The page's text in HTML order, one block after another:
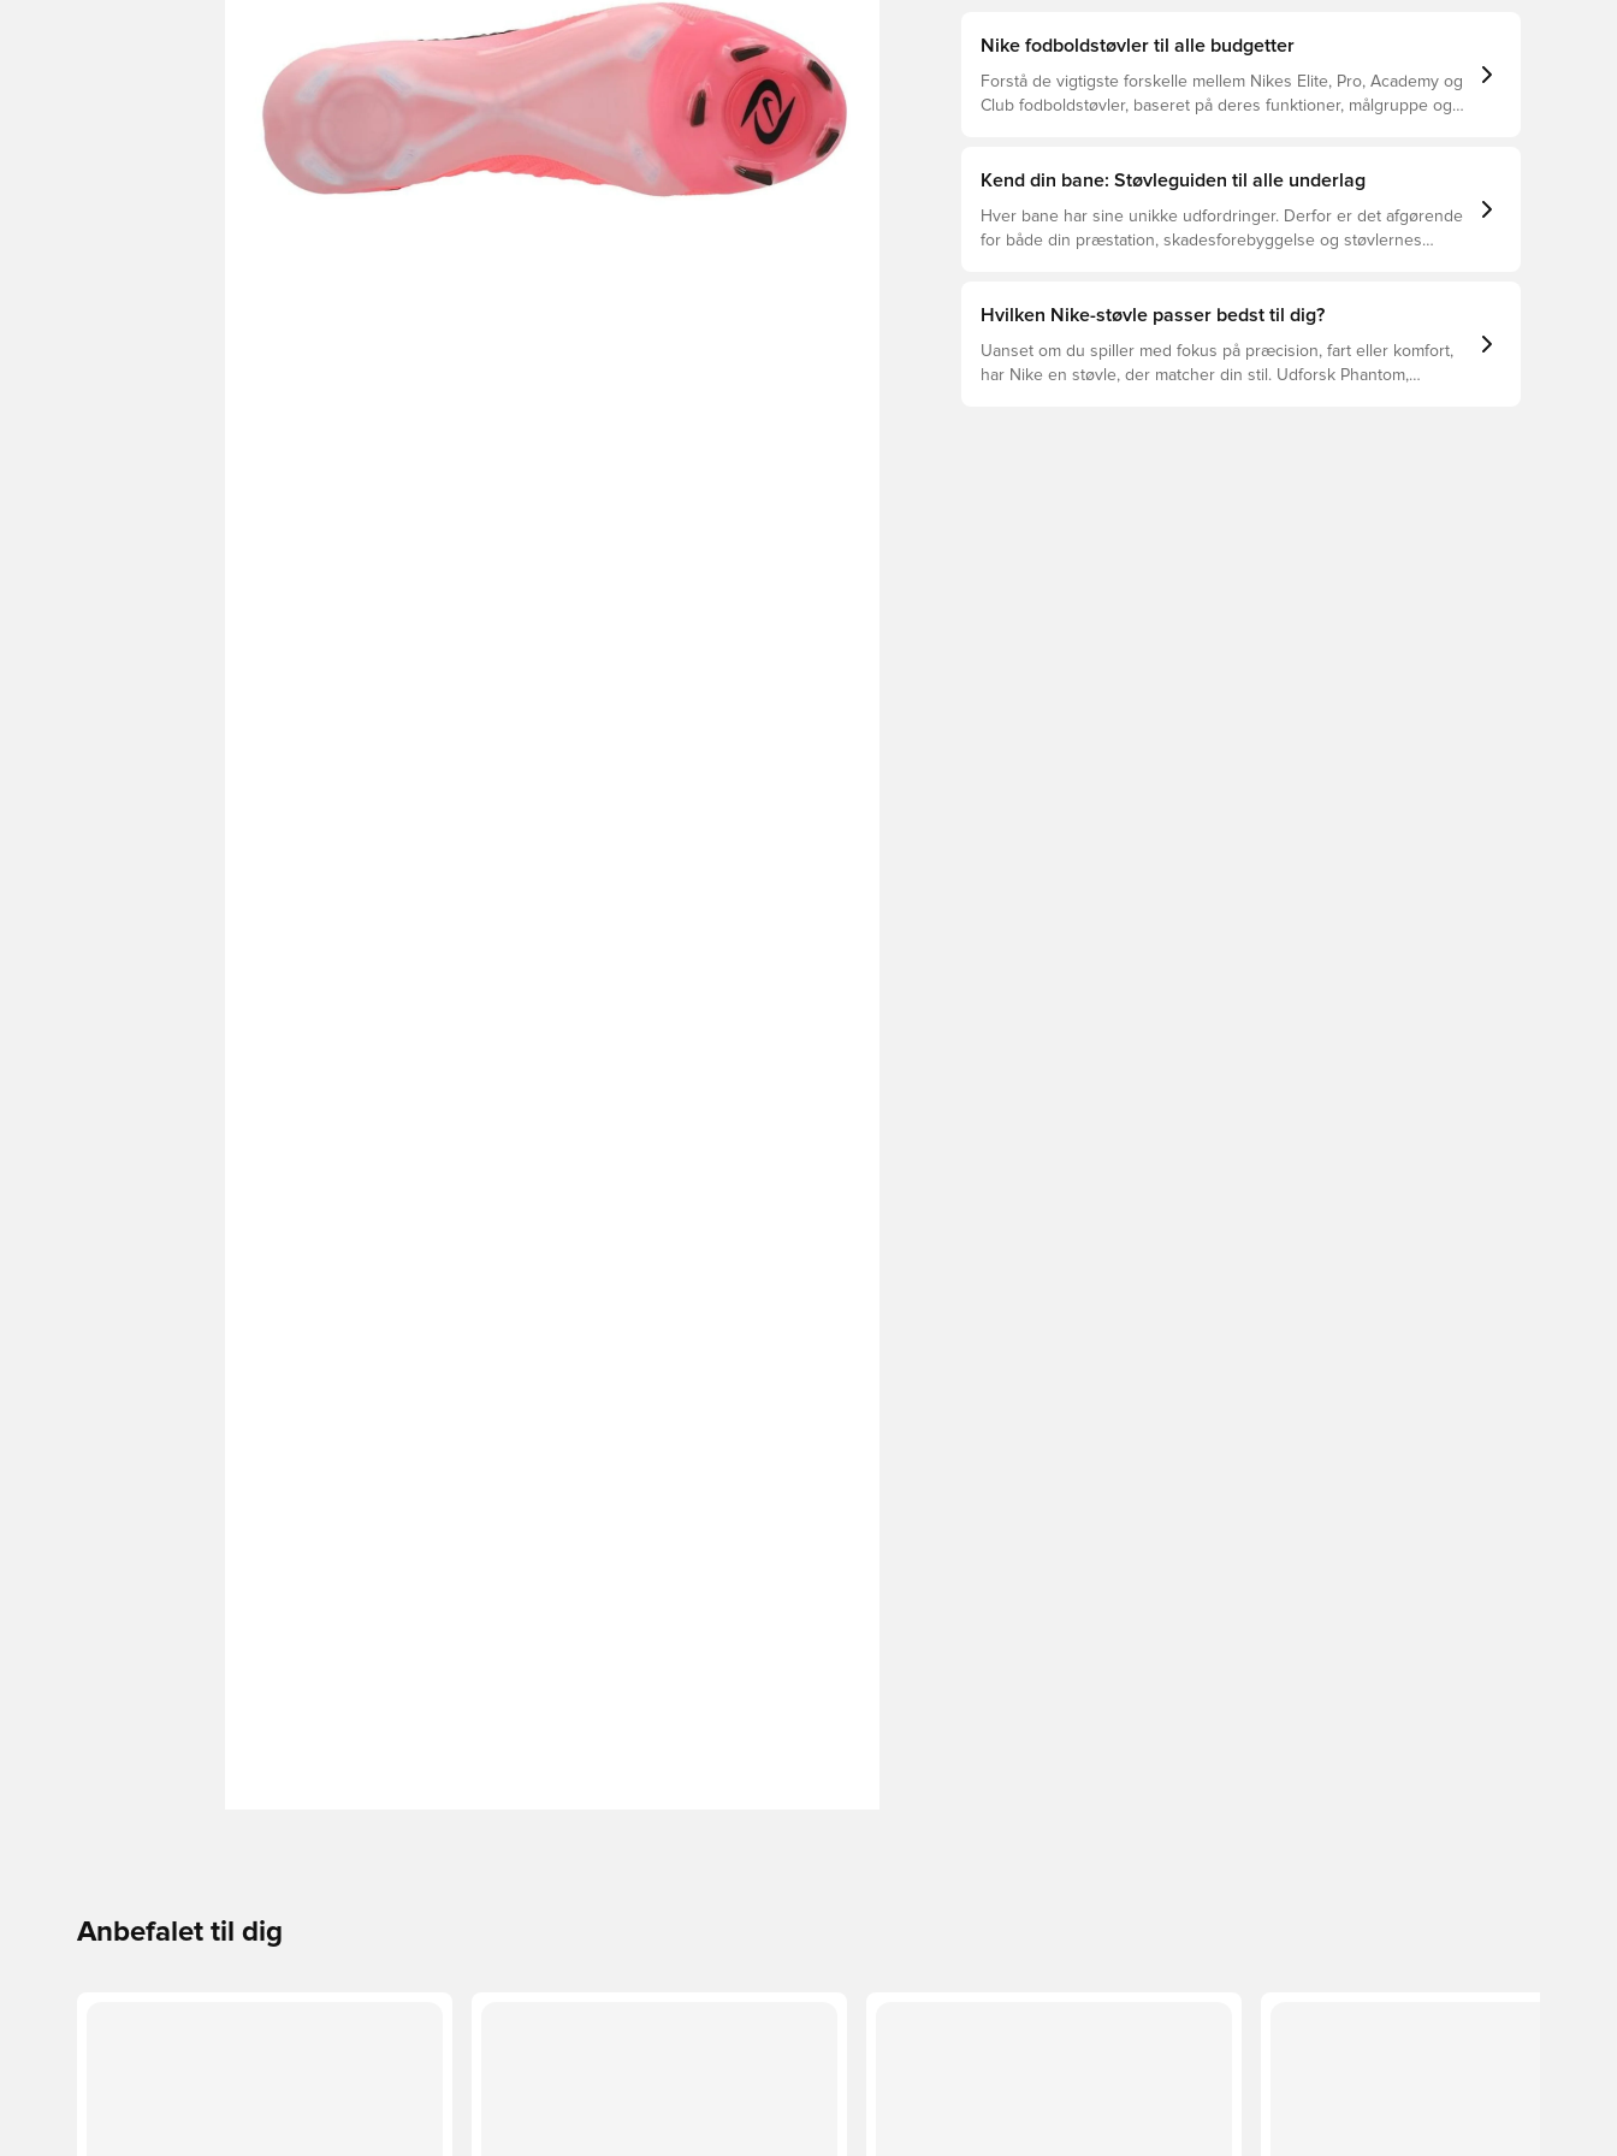
Nike fodboldstøvler til alle budgetter
Forstå de vigtigste forskelle mellem Nikes Elite, Pro, Academy og
Club fodboldstøvler, baseret på deres funktioner, målgruppe og
Kend din bane: Støvleguiden til alle underlag
Hver bane har sine unikke udfordringer. Derfor er det afgørende
for både din præstation, skadesforebyggelse og støvlernes
forskellige typer underlag.
Hvilken Nike-støvle passer bedst til dig?
Uanset om du spiller med fokus på præcision, fart eller komfort,
har Nike en støvle, der matcher din stil. Udforsk Phantom,
Anbefalet til dig